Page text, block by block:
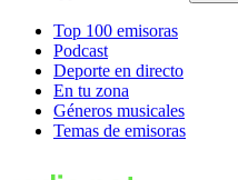
Top 100 emisoras
Podcast
Deporte en directo
En tu zona
Géneros musicales
Temas de emisoras